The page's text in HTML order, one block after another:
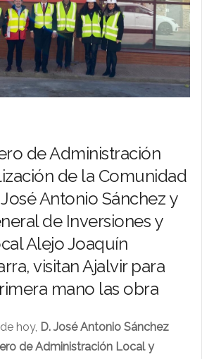
de Administración
de la Comunidad
Antonio Sánchez y
de Inversiones y
Alejo Joaquín
visitan Ajalvir para
mano las obra
hoy, D. José Antonio Sánchez
de Administración Local y